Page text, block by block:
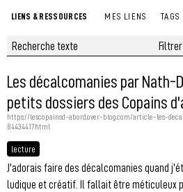
LIENS & RESSOURCES MES LIENS TAGS
Les décalcomanies par Nath-
petits dossiers des Copains
https://lescopainsd-abord.over-blog.com/article-les-
84434417.html
lecture
J'adorais faire des décalcomanies quand
ludique et créatif. Il fallait être méticuleux